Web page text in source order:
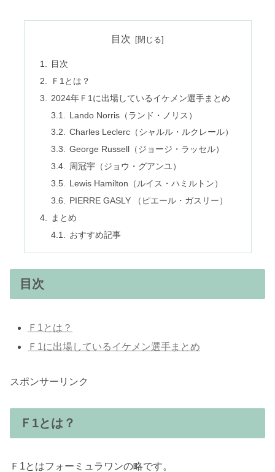
目次
目次
Ｆ1とは？
2024年Ｆ1に出場しているイケメン選手まとめ
Lando Norris（ランド・ノリス）
Charles Leclerc（シャルル・ルクレール）
George Russell（ジョージ・ラッセル）
周冠宇（ジョウ・グアンユ）
Lewis Hamilton（ルイス・ハミルトン）
PIERRE GASLY （ピエール・ガスリー）
まとめ
おすすめ記事
目次
Ｆ1とは？
Ｆ1に出場しているイケメン選手まとめ
スポンサーリンク
Ｆ1とは？
Ｆ1とはフォーミュラワンの略です。